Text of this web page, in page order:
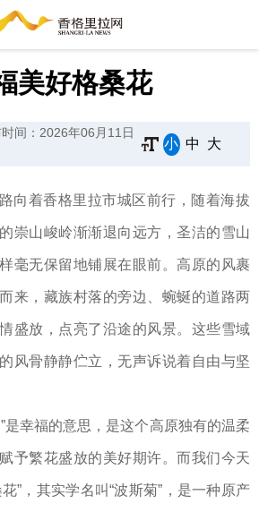
美好格桑花
间：2026年06月11日
小 中 大
向着香格里拉市城区前行，随着海拔
崇山峻岭渐渐退向远方，圣洁的雪山
毫无保留地铺展在眼前。高原的风裹
来，藏族村落的旁边、蜿蜒的道路两
盛放，点亮了沿途的风景。这些雪域
风骨静静伫立，无声诉说着自由与坚
是幸福的意思，是这个高原独有的温柔
予繁花盛放的美好期许。而我们今天
”，其实学名叫“波斯菊”，是一种原产